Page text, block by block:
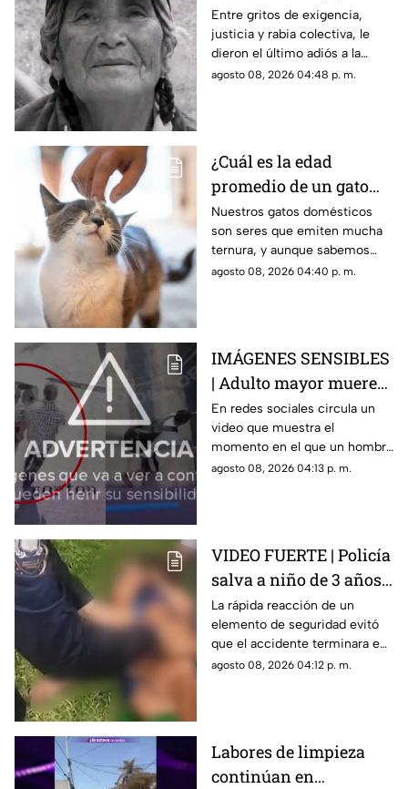
abuelita de 82 años
asesinada por 90 pesos
Entre gritos de exigencia,
justicia y rabia colectiva, le
dieron el último adiós a la
mujer que fue asesinada de
agosto 08, 2026 04:48 p. m.
¿Cuál es la edad
promedio de un gato
doméstico? Podrías
disfrutar a tu michi
más tiempo del que te
imaginas
Nuestros gatos domésticos
son seres que emiten mucha
ternura, y aunque sabemos
que no son eternos, seguro
agosto 08, 2026 04:40 p. m.
IMÁGENES SENSIBLES
| Adulto mayor muere
atropellado por un
tráiler, video revela que
un hombre lo empujó
de manera intencional
En redes sociales circula un
video que muestra el
momento en el que un hombre
de la tercera edad fue
agosto 08, 2026 04:13 p. m.
VIDEO FUERTE | Policía
salva a niño de 3 años
tras accidente en lago
en Teotihuacán
La rápida reacción de un
elemento de seguridad evitó
que el accidente terminara en
tragedia.
agosto 08, 2026 04:12 p. m.
Labores de limpieza
continúan en